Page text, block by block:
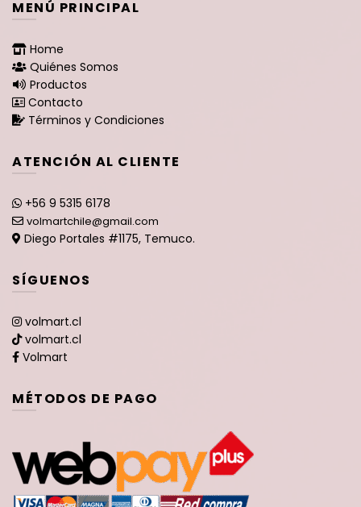
MENÚ PRINCIPAL
Home
Quiénes Somos
Productos
Contacto
Términos y Condiciones
ATENCIÓN AL CLIENTE
+56 9 5315 6178
volmartchile@gmail.com
Diego Portales #1175, Temuco.
SÍGUENOS
volmart.cl
volmart.cl
Volmart
MÉTODOS DE PAGO